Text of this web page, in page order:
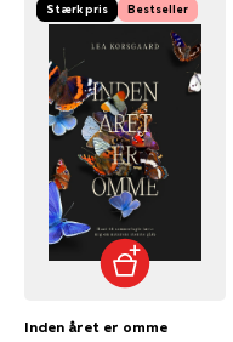
Stærk pris Bestseller
Inden året er omme